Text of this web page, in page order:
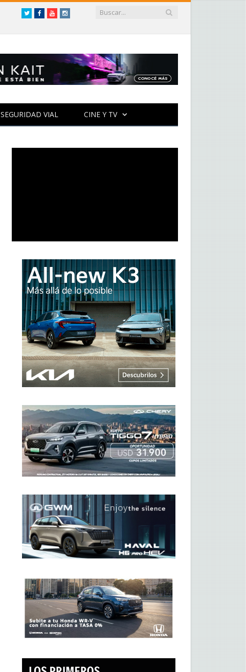
TwitterFacebookYouTubeInstagram
SEGURIDAD VIAL CINE Y TV